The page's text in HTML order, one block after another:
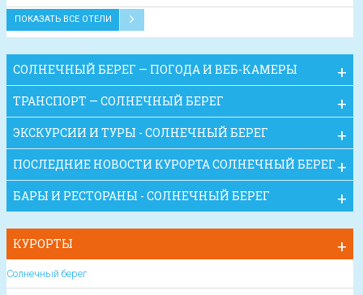
ПОКАЗАТЬ ВСЕ ОТЕЛИ
СОЛНЕЧНЫЙ БЕРЕГ — ПОГОДА И ВЕБ-КАМЕРЫ
ТРАНСПОРТ — СОЛНЕЧНЫЙ БЕРЕГ
ЭКСКУРСИИ И ТУРЫ - СОЛНЕЧНЫЙ БЕРЕГ
ПОСЛЕДНИЕ НОВОСТИ КУРОРТА СОЛНЕЧНЫЙ БЕРЕГ
БАРЫ И РЕСТОРАНЫ - СОЛНЕЧНЫЙ БЕРЕГ
КУРОРТЫ
Солнечный берег